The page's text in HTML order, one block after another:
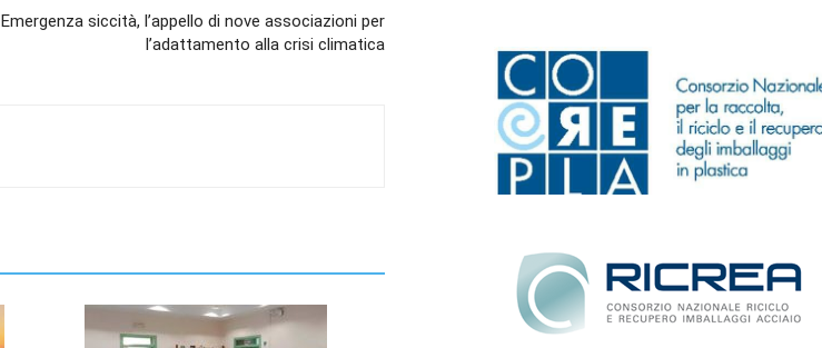
Emergenza siccità, l’appello di nove associazioni per
l’adattamento alla crisi climatica